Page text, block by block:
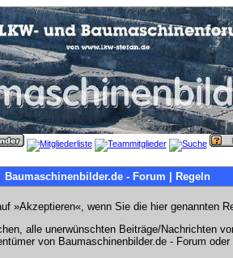
Baumaschinenbilder.de - Forum | Regeln
wenn Sie die hier genannten
alle unerwünschten Beiträge/Nachrichten
von Baumaschinenbilder.de - Forum